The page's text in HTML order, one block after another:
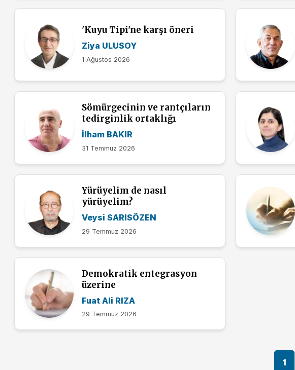
'Kuyu Tipi'ne karşı öneri
Ziya ULUSOY
1 Ağustos 2026
Sömürgecinin ve rantçıların
tedirginlik ortaklığı
İlham BAKIR
31 Temmuz 2026
Yürüyelim de nasıl
yürüyelim?
Veysi SARISÖZEN
29 Temmuz 2026
Demokratik entegrasyon
üzerine
Fuat Ali RIZA
29 Temmuz 2026
1